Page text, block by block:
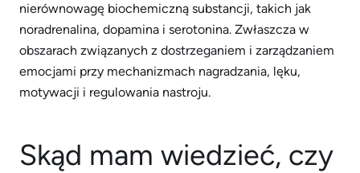
nierównowagę biochemiczną substancji, takich jak
noradrenalina, dopamina i serotonina. Zwłaszcza w
obszarach związanych z dostrzeganiem i zarządzaniem
emocjami przy mechanizmach nagradzania, lęku,
motywacji i regulowania nastroju.
Skąd mam wiedzieć, czy